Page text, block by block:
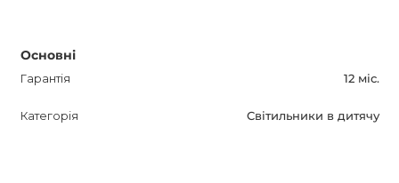
Основні
Гарантія 12 міс.
Категорія Світильники в дитячу